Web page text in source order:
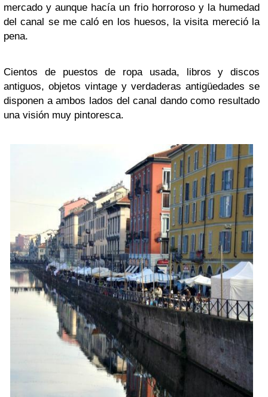
mercado y aunque hacía un frio horroroso y la humedad
del canal se me caló en los huesos, la visita mereció la
pena.
Cientos de puestos de ropa usada, libros y discos
antiguos, objetos vintage y verdaderas antigüedades se
disponen a ambos lados del canal dando como resultado
una visión muy pintoresca.